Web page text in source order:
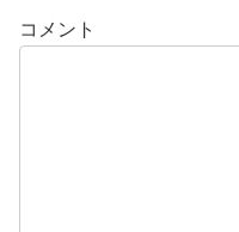
コメント